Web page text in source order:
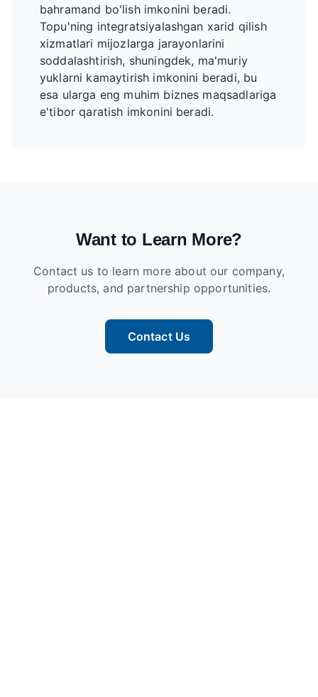
bahramand bo'lish imkonini beradi.
Topu'ning integratsiyalashgan xarid qilish
xizmatlari mijozlarga jarayonlarini
soddalashtirish, shuningdek, ma'muriy
yuklarni kamaytirish imkonini beradi, bu
esa ularga eng muhim biznes maqsadlariga
e'tibor qaratish imkonini beradi.
Want to Learn More?
Contact us to learn more about our company,
products, and partnership opportunities.
Contact Us